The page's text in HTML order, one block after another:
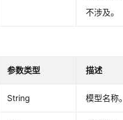
不涉及。
参数类型 描述
String 模型名称。